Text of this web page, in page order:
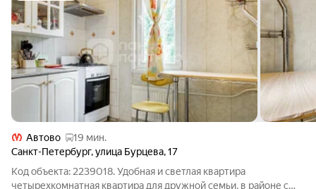
Автово
19 мин.
Санкт-Петербург,улица Бурцева,17
Код объекта: 2239018. Удобная и светлая квартира
четырехкомнатная квартира для дружной семьи, в районе с